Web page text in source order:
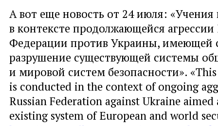
А вот еще новость от 24 июля: «Учения
в контексте продолжающейся
Федерации против Украины, имеющей
разрушение существующей системы
и мировой систем безопасности».
is conducted in the context of ongoing
Russian Federation against Ukraine
existing system of European and world